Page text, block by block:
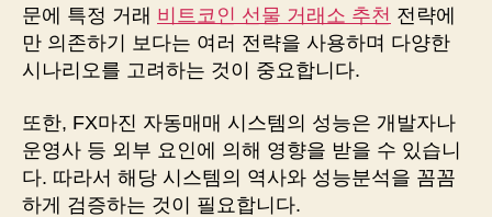
문에 특정 거래 비트코인 선물 거래소 추천 전략에
만 의존하기 보다는 여러 전략을 사용하며 다양한
시나리오를 고려하는 것이 중요합니다.
또한, FX마진 자동매매 시스템의 성능은 개발자나
운영사 등 외부 요인에 의해 영향을 받을 수 있습니
다. 따라서 해당 시스템의 역사와 성능분석을 꼼꼼
하게 검증하는 것이 필요합니다.